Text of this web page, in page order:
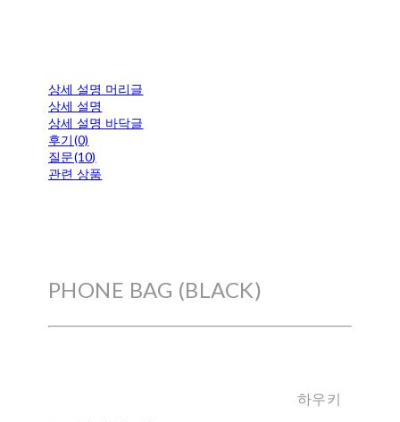
상세 설명 머리글
상세 설명
상세 설명 바닥글
후기(0)
질문(10)
관련 상품
PHONE BAG (BLACK)
하우키